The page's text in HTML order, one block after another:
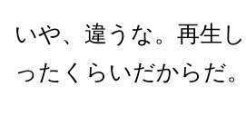
いや、違うな。再生
ったくらいだからだ。